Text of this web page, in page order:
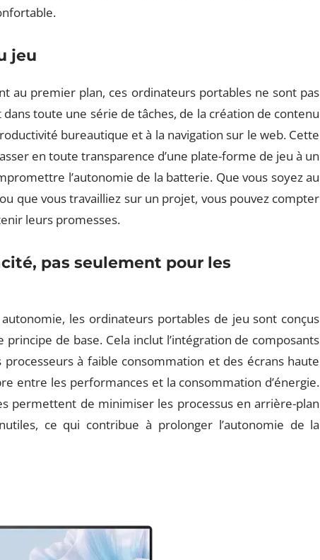
jeu
au premier plan, ces ordinateurs portables ne sont pas
toute une série de tâches, de la création de contenu
bureautique et à la navigation sur le web. Cette
en toute transparence d’une plate-forme de jeu à un
l’autonomie de la batterie. Que vous soyez au
que vous travailliez sur un projet, vous pouvez compter
leurs promesses.
é, pas seulement pour les
les ordinateurs portables de jeu sont conçus
de base. Cela inclut l’intégration de composants
à faible consommation et des écrans haute
entre les performances et la consommation d’énergie.
permettent de minimiser les processus en arrière-plan
ce qui contribue à prolonger l’autonomie de la